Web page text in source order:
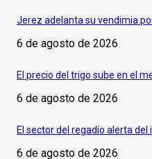
Jerez adelanta su vendimia
6 de agosto de 2026
El precio del trigo sube en el
6 de agosto de 2026
El sector del regadío alerta
6 de agosto de 2026